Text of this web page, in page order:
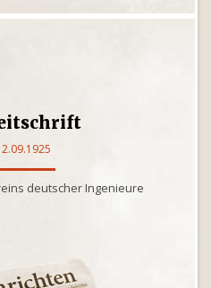
deutscher Ingenieure